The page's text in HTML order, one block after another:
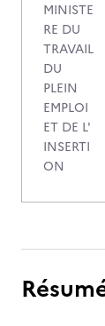
MINISTE
RE DU
TRAVAIL
DU
PLEIN
EMPLOI
ET DE L'
INSERTI
ON